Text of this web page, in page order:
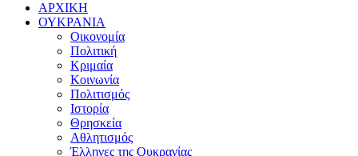
ΑΡΧΙΚΗ
ΟΥΚΡΑΝΙΑ
Οικονομία
Πολιτική
Κριμαία
Κοινωνία
Πολιτισμός
Ιστορία
Θρησκεία
Αθλητισμός
Έλληνες της Ουκρανίας